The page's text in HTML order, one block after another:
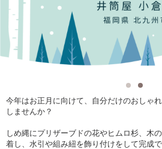
今年はお正月に向けて、自分だけのおしゃ
しませんか？
しめ縄にプリザーブドの花やヒムロ杉、木
着し、水引や組み紐を飾り付けをして完成で